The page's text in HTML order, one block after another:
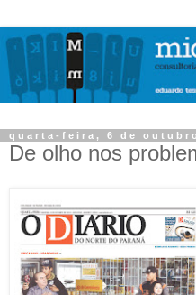
quarta-feira, 6 de
De olho nos